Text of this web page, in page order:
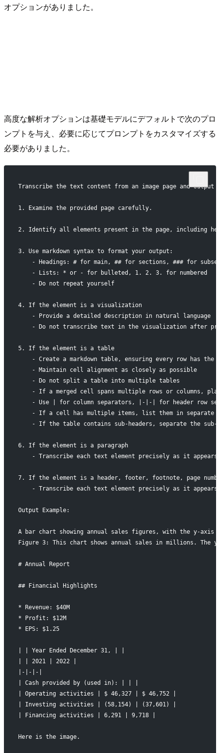
オプションがありました。
高度な解析オプションは基礎モデルにデフォルトで次のプロ
ンプトを与え、必要に応じてプロンプトをカスタマイズする
必要がありました。
Transcribe the text content from an image page and
1. Examine the provided page carefully.
2. Identify all elements present in the page, including
3. Use markdown syntax to format your output:
- Headings: # for main, ## for sections, ### for
    - Lists: * or - for bulleted, 1. 2. 3. for numbered
    - Do not repeat yourself
4. If the element is a visualization
    - Provide a detailed description in natural language
- Do not transcribe text in the visualization after
5. If the element is a table
- Create a markdown table, ensuring every row has the
    - Maintain cell alignment as closely as possible
    - Do not split a table into multiple tables
- If a merged cell spans multiple rows or columns,
- Use | for column separators, |-|-| for header row
- If a cell has multiple items, list them in separate
- If the table contains sub-headers, separate the
6. If the element is a paragraph
    - Transcribe each text element precisely as it appears
7. If the element is a header, footer, footnote, page
    - Transcribe each text element precisely as it appears
Output Example:
A bar chart showing annual sales figures, with the y-axis
Figure 3: This chart shows annual sales in millions. The
# Annual Report
## Financial Highlights
* Revenue: $40M
* Profit: $12M
* EPS: $1.25
| | Year Ended December 31, | |
| | 2021 | 2022 |
|-|-|-|
| Cash provided by (used in): | | |
| Operating activities | $ 46,327 | $ 46,752 |
| Investing activities | (58,154) | (37,601) |
| Financing activities | 6,291 | 9,718 |
Here is the image.